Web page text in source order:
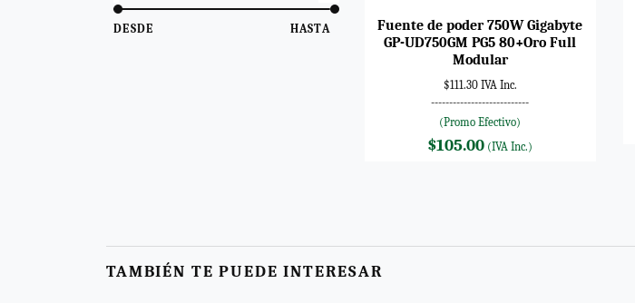
DESDE HASTA
Fuente de poder 750W Gigabyte
GP-UD750GM PG5 80+Oro Full
Modular
$111.30 IVA Inc.
---------------------------
(Promo Efectivo)
$105.00 (IVA Inc.)
TAMBIÉN TE PUEDE INTERESAR